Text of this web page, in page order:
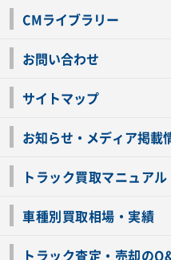
CMライブラリー
お問い合わせ
サイトマップ
お知らせ・メディア掲載
トラック買取マニュアル
車種別買取相場・実績
トラック査定・売却の